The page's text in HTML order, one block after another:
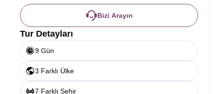
Bizi Arayın
Tur Detayları
9 Gün
3 Farklı Ülke
7 Farklı Şehir